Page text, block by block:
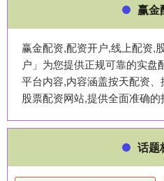
赢金
赢金配资,配资开户,线上配资,
户」为您提供正规可靠的实
平台内容,内容涵盖按天配资
股票配资网站,提供全面准确的
话题